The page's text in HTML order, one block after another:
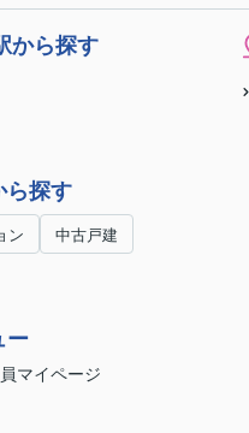
から探す
ら探す
ン 中古戸建
ー
マイページ